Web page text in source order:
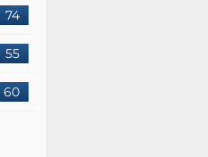
74
55
60